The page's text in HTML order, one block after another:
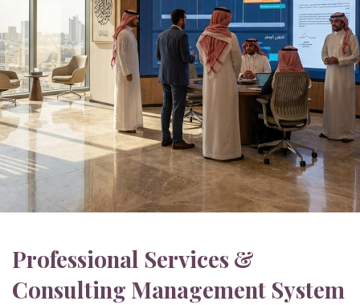
Professional Services &
Consulting Management System